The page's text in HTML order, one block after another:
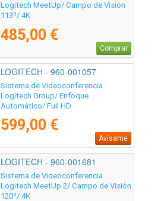
Logitech MeetUp/ Campo de Visión
113º/ 4K
485,00 €
Comprar
LOGITECH - 960-001057
Sistema de Videoconferencia
Logitech Group/ Enfoque
Automático/ Full HD
599,00 €
Avísame
LOGITECH - 960-001681
Sistema de Videoconferencia
Logitech MeetUp 2/ Campo de Visión
120º/ 4K